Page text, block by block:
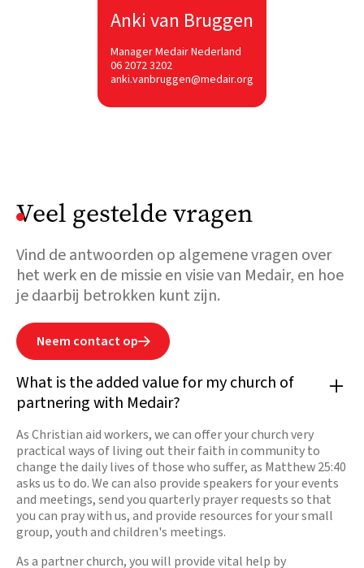
Anki van Bruggen
Manager Medair Nederland
06 2072 3202
anki.vanbruggen@medair.org
Veel gestelde vragen
Vind de antwoorden op algemene vragen over
het werk en de missie en visie van Medair, en hoe
je daarbij betrokken kunt zijn.
Neem contact op
What is the added value for my church of
partnering with Medair?
As Christian aid workers, we can offer your church very
practical ways of living out their faith in community to
change the daily lives of those who suffer, as Matthew 25:40
asks us to do. We can also provide speakers for your events
and meetings, send you quarterly prayer requests so that
you can pray with us, and provide resources for your small
group, youth and children's meetings.
As a partner church, you will provide vital help by